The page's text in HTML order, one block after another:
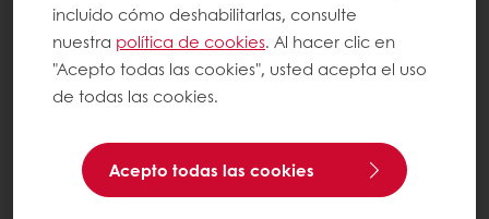
incluido cómo deshabilitarlas, consulte
nuestra política de cookies. Al hacer clic en
"Acepto todas las cookies", usted acepta el uso
de todas las cookies.
Acepto todas las cookies